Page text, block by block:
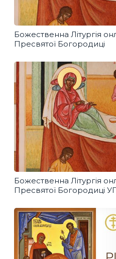
Божественна Літургія
Пресвятої Богородиці
Божественна Літургія
Пресвятої Богородиці